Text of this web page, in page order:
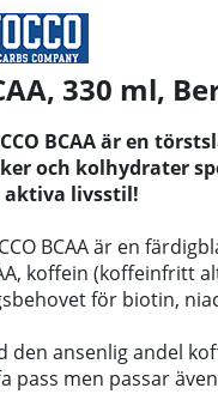
330 ml,
BCAA är en
och kolhydrater
aktiva livsstil!
BCAA är en
koffein (koffeinfritt
för biotin,
den ansenlig andel
pass men passar